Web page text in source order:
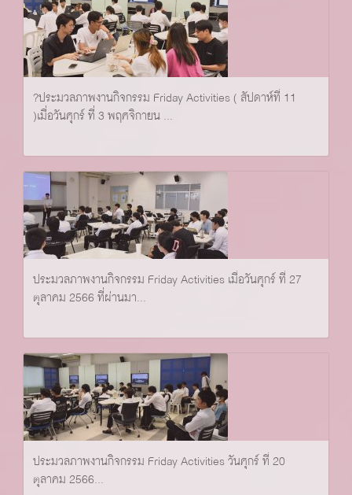
?ประมวลภาพงานกิจกรรม Friday Activities ( สัปดาห์ที่ 11
)เมื่อวันศุกร์ ที่ 3 พฤศจิกายน ...
ประมวลภาพงานกิจกรรม Friday Activities เมื่อวันศุกร์ ที่ 27
ตุลาคม 2566 ที่ผ่านมา...
ประมวลภาพงานกิจกรรม Friday Activities วันศุกร์ ที่ 20
ตุลาคม 2566...